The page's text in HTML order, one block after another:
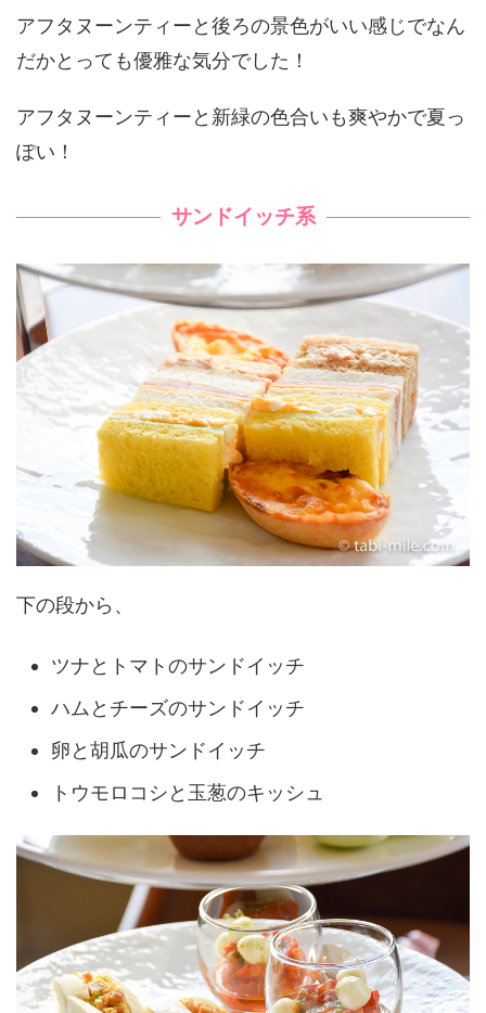
アフタヌーンティーと後ろの景色がいい感じでなん
だかとっても優雅な気分でした！
アフタヌーンティーと新緑の色合いも爽やかで夏っ
ぽい！
サンドイッチ系
下の段から、
ツナとトマトのサンドイッチ
ハムとチーズのサンドイッチ
卵と胡瓜のサンドイッチ
トウモロコシと玉葱のキッシュ